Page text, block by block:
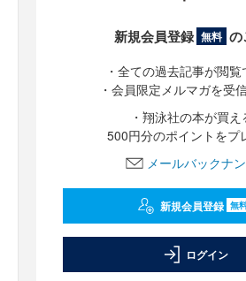
新規会員登録 無料 の
・全ての過去記事が閲
・会員限定メルマガを受
・翔泳社の本が買え
500円分のポイントをプ
メールバックナ
新規会員登録 無
ログイン